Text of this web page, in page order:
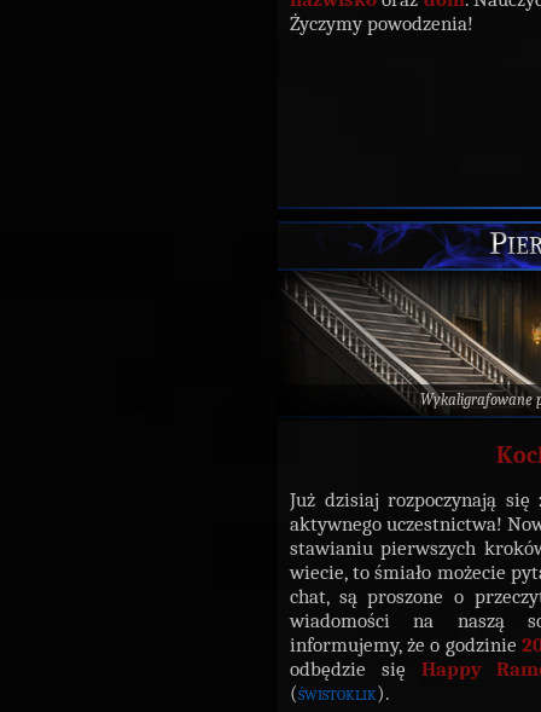
Życzymy powodzenia!
Wykaligrafowane
Już dzisiaj rozpoczynają
aktywnego uczestnictwa!
stawianiu pierwszych
wiecie, to śmiało możecie
chat, są proszone o
wiadomości na naszą
informujemy, że o godzinie
odbędzie się Happy
(świstoklik).